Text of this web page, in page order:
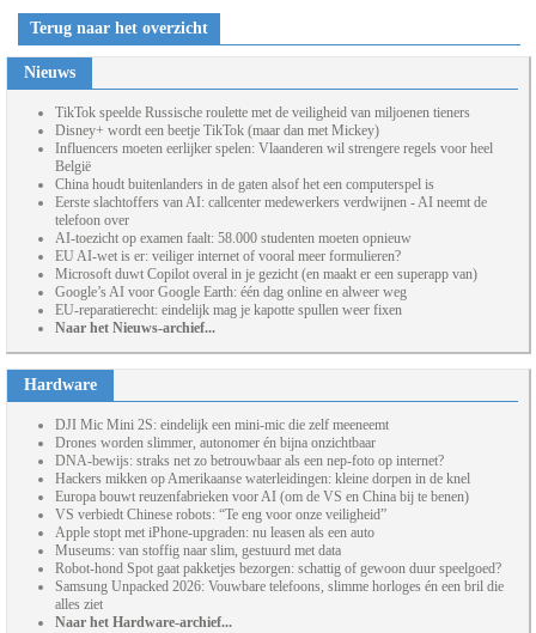
Terug naar het overzicht
Nieuws
TikTok speelde Russische roulette met de veiligheid van miljoenen tieners
Disney+ wordt een beetje TikTok (maar dan met Mickey)
Influencers moeten eerlijker spelen: Vlaanderen wil strengere regels voor heel
België
China houdt buitenlanders in de gaten alsof het een computerspel is
Eerste slachtoffers van AI: callcenter medewerkers verdwijnen - AI neemt de
telefoon over
AI-toezicht op examen faalt: 58.000 studenten moeten opnieuw
EU AI-wet is er: veiliger internet of vooral meer formulieren?
Microsoft duwt Copilot overal in je gezicht (en maakt er een superapp van)
Google’s AI voor Google Earth: één dag online en alweer weg
EU-reparatierecht: eindelijk mag je kapotte spullen weer fixen
Naar het Nieuws-archief...
Hardware
DJI Mic Mini 2S: eindelijk een mini-mic die zelf meeneemt
Drones worden slimmer, autonomer én bijna onzichtbaar
DNA-bewijs: straks net zo betrouwbaar als een nep-foto op internet?
Hackers mikken op Amerikaanse waterleidingen: kleine dorpen in de knel
Europa bouwt reuzenfabrieken voor AI (om de VS en China bij te benen)
VS verbiedt Chinese robots: “Te eng voor onze veiligheid”
Apple stopt met iPhone-upgraden: nu leasen als een auto
Museums: van stoffig naar slim, gestuurd met data
Robot-hond Spot gaat pakketjes bezorgen: schattig of gewoon duur speelgoed?
Samsung Unpacked 2026: Vouwbare telefoons, slimme horloges én een bril die
alles ziet
Naar het Hardware-archief...